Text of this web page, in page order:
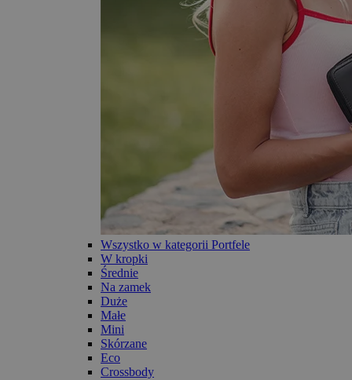
Wszystko w kategorii Portfele
W kropki
Średnie
Na zamek
Duże
Małe
Mini
Skórzane
Eco
Crossbody